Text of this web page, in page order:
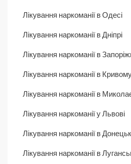
Лікування наркоманії в Одесі
Лікування наркоманії в Дніпрі
Лікування наркоманії в
Лікування наркоманії в
Лікування наркоманії в
Лікування наркоманії у Львові
Лікування наркоманії в
Лікування наркоманії в